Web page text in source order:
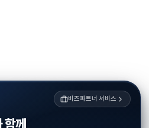
비즈파트너 서비스
함께